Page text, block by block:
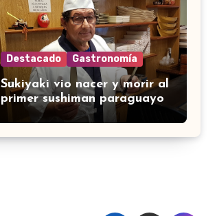
Destacado Gastronomía
Sukiyaki vio nacer y morir al
primer sushiman paraguayo